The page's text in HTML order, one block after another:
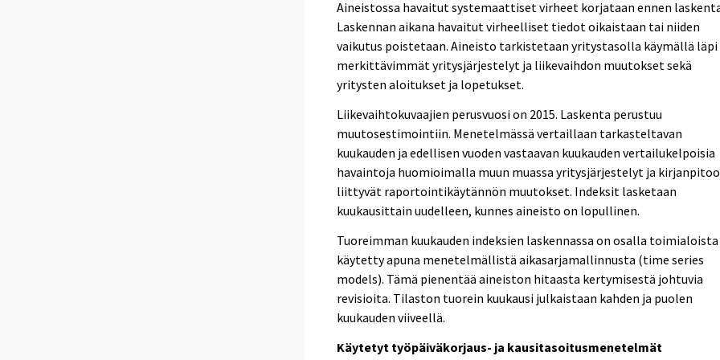
Aineistossa havaitut systemaattiset virheet korjataan ennen
Laskennan aikana havaitut virheelliset tiedot oikaistaan tai niiden
vaikutus poistetaan. Aineisto tarkistetaan yritystasolla käymällä läpi
merkittävimmät yritysjärjestelyt ja liikevaihdon muutokset sekä
yritysten aloitukset ja lopetukset.
Liikevaihtokuvaajien perusvuosi on 2015. Laskenta perustuu
muutosestimointiin. Menetelmässä vertaillaan tarkasteltavan
kuukauden ja edellisen vuoden vastaavan kuukauden vertailukelpoisia
havaintoja huomioimalla muun muassa yritysjärjestelyt ja
liittyvät raportointikäytännön muutokset. Indeksit lasketaan
kuukausittain uudelleen, kunnes aineisto on lopullinen.
Tuoreimman kuukauden indeksien laskennassa on osalla toimialoista
käytetty apuna menetelmällistä aikasarjamallinnusta (time series
models). Tämä pienentää aineiston hitaasta kertymisestä johtuvia
revisioita. Tilaston tuorein kuukausi julkaistaan kahden ja puolen
kuukauden viiveellä.
Käytetyt työpäiväkorjaus- ja kausitasoitusmenetelmät